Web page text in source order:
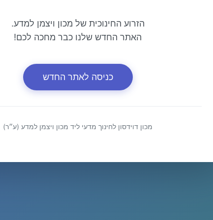
הזרוע החינוכית של מכון ויצמן למדע.
האתר החדש שלנו כבר מחכה לכם!
כניסה לאתר החדש
מכון דוידסון לחינוך מדעי ליד מכון ויצמן למדע (ע״ר)